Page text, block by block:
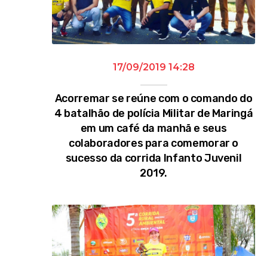
17/09/2019 14:28
Acorremar se reúne com o comando do
4 batalhão de polícia Militar de Maringá
em um café da manhã e seus
colaboradores para comemorar o
sucesso da corrida Infanto Juvenil
2019.